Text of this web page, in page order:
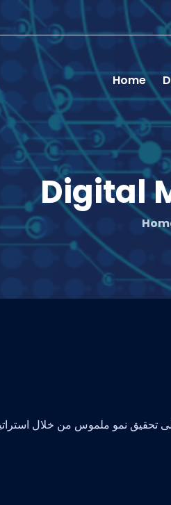
Home
Digital
نمو ملموس من خلال